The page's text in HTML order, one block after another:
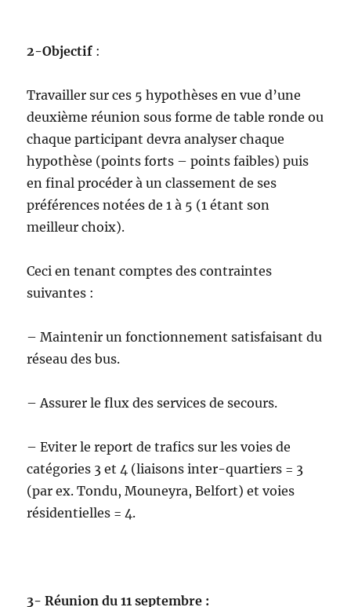
2-Objectif :
Travailler sur ces 5 hypothèses en vue d’une
deuxième réunion sous forme de table ronde ou
chaque participant devra analyser chaque
hypothèse (points forts – points faibles) puis
en final procéder à un classement de ses
préférences notées de 1 à 5 (1 étant son
meilleur choix).
Ceci en tenant comptes des contraintes
suivantes :
– Maintenir un fonctionnement satisfaisant du
réseau des bus.
– Assurer le flux des services de secours.
– Eviter le report de trafics sur les voies de
catégories 3 et 4 (liaisons inter-quartiers = 3
(par ex. Tondu, Mouneyra, Belfort) et voies
résidentielles = 4.
3- Réunion du 11 septembre :